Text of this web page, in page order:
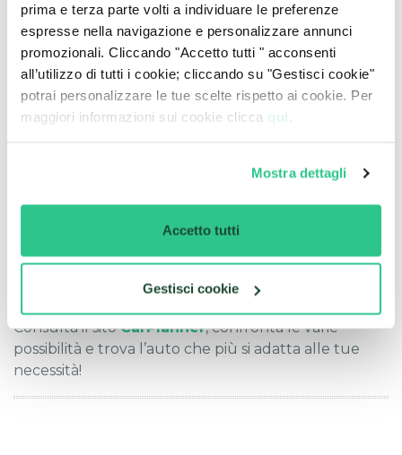
prima e terza parte volti a individuare le preferenze
espresse nella navigazione e personalizzare annunci
promozionali. Cliccando "Accetto tutti " acconsenti
all’utilizzo di tutti i cookie; cliccando su "Gestisci cookie"
potrai personalizzare le tue scelte rispetto ai cookie. Per
maggiori informazioni sui cookie clicca qui.
Mostra dettagli
Accetto tutti
Gestisci cookie
dovunque ti trovi, anche all’estero, puoi
contare su un servizio di Soccorso e Assistenza
Stradale 24 ore su 24 e 7 giorni su 7.
Noleggio a Lungo
Termine per disabili: le
permette di scegliere tra diversi modelli
aggiornate e personalizzabili in base alle proprie
Consulta il sitoCarPlanner, confronta le varie
possibilità e trova l’auto che più si adatta alle tue
necessità!